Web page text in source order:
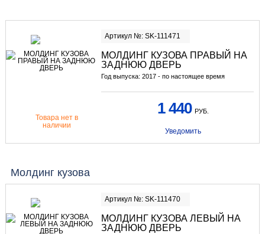
Артикул №: SK-111471
МОЛДИНГ КУЗОВА ПРАВЫЙ НА
ЗАДНЮЮ ДВЕРЬ
Год выпуска: 2017 - по настоящее время
Товара нет в
наличии
1 440 РУБ.
Уведомить
Молдинг кузова
Артикул №: SK-111470
МОЛДИНГ КУЗОВА ЛЕВЫЙ НА
ЗАДНЮЮ ДВЕРЬ